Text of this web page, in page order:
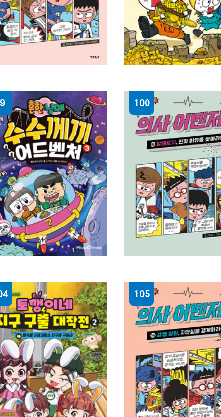
어벤저스. 5, 뼈 질환,
을 키워라!:
정 글 ; 조승연 그림
놓지 마 어휘. 1, 한자
신태훈, 나승훈 [공]글·
한남매) 수수께끼
벤처. 3
남매 원작 ; 노지영 글 ;
패밀리 그림
100
의사 어벤저스. 6,
알레르기, 진짜 이유를
찾아라!
고희정 지음 ; 조승연 그
105